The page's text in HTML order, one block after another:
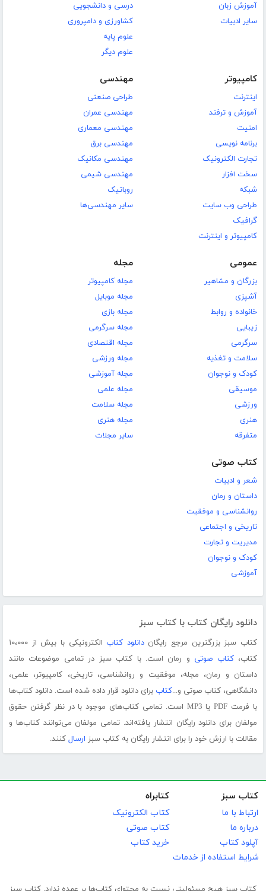
آموزش زبان
سایر ادبیات
درسی و دانشجویی
کشاورزی و دامپروری
علوم پایه
علوم دیگر
کامپیوتر
اینترنت
آموزش و ترفند
امنیت
برنامه نویسی
تجارت الکترونیک
سخت افزار
شبکه
طراحی وب سایت
گرافیک
کامپیوتر و اینترنت
مهندسی
طراحی صنعتی
مهندسی عمران
مهندسی معماری
مهندسی برق
مهندسی مکانیک
مهندسی شیمی
روباتیک
سایر مهندسی‌ها
عمومی
بزرگان و مشاهیر
آشپزی
خانواده و روابط
زیبایی
سرگرمی
سلامت و تغذیه
کودک و نوجوان
موسیقی
ورزشی
هنری
متفرقه
مجله
مجله کامپیوتر
مجله موبایل
مجله بازی
مجله سرگرمی
مجله اقتصادی
مجله ورزشی
مجله آموزشی
مجله علمی
مجله سلامت
مجله هنری
سایر مجلات
کتاب صوتی
شعر و ادبیات
داستان و رمان
روانشناسی و موفقیت
تاریخی و اجتماعی
مدیریت و تجارت
کودک و نوجوان
آموزشی
دانلود رایگان کتاب با کتاب سبز
کتاب سبز بزرگترین مرجع رایگاندانلود کتاب
الکترونیکی با بیش از ۱۰،۰۰۰
کتاب،کتاب صوتی و رمان است. با کتاب سبز در تمامی موضوعات مانند
داستان و رمان، مجله، موفقیت و روانشناسی، تاریخی، کامپیوتر، علمی،
دانشگاهی، کتاب صوتی و...کتاب برای دانلود قرار داده شده است. دانلود کتاب‌ها
با فرمت PDF یا MP3 است. تمامی کتاب‌های موجود با در نظر گرفتن حقوق
مولفان برای دانلود رایگان انتشار یافته‌اند. تمامی مولفان می‌توانند کتاب‌ها و
مقالات با ارزش خود را برای انتشار رایگان به کتاب سبز ارسال کنند.
کتاب سبز
ارتباط با ما
درباره ما
آپلود کتاب
شرایط استفاده از خدمات
کتابراه
کتاب الکترونیک
کتاب صوتی
خرید کتاب